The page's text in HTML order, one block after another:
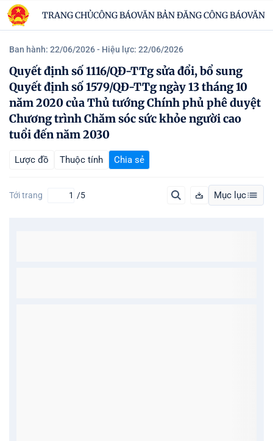
TRANG CHỦCÔNG BÁOVĂN BẢN ĐĂNG CÔNG BÁOVĂN
Ban hành: 22/06/2026- Hiệu lực: 22/06/2026
Quyết định số 1116/QĐ-TTg sửa đổi, bổ sung
Quyết định số 1579/QĐ-TTg ngày 13 tháng 10
năm 2020 của Thủ tướng Chính phủ phê duyệt
Chương trình Chăm sóc sức khỏe người cao
tuổi đến năm 2030
Lược đồ Thuộc tính Chia sẻ
Tới trang /5 Mục lục